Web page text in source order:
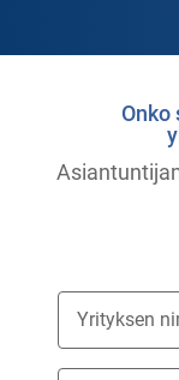
Onko
Yrityksen